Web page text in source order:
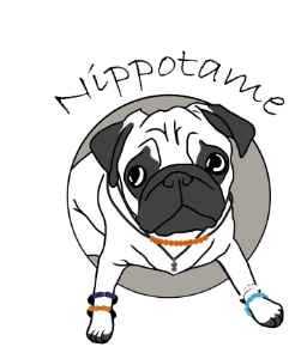
navigation
contenu